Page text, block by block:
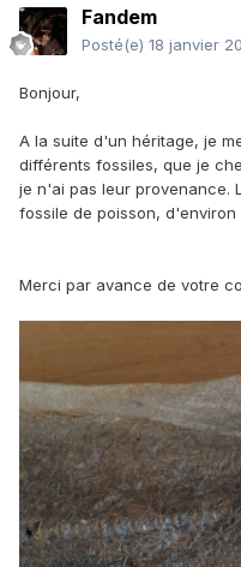
Fandem
Posté(e) 18 janvier
Bonjour,
A la suite d'un héritage, je
différents fossiles, que je
je n'ai pas leur provenance.
fossile de poisson, d'environ
Merci par avance de votre